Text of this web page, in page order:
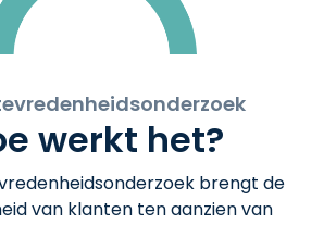
werkt het?
brengt de
van klanten ten aanzien van